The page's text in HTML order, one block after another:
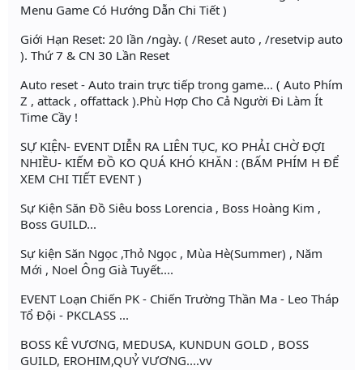
Menu Game Có Hướng Dẫn Chi Tiết )
Giới Hạn Reset: 20 lần /ngày. ( /Reset auto , /resetvip auto
). Thứ 7 & CN 30 Lần Reset
Auto reset - Auto train trực tiếp trong game... ( Auto Phím
Z , attack , offattack ).Phù Hợp Cho Cả Người Đi Làm Ít
Time Cầy !
SỰ KIỆN- EVENT DIỄN RA LIÊN TỤC, KO PHẢI CHỜ ĐỢI
NHIỀU- KIẾM ĐỒ KO QUÁ KHÓ KHĂN : (BẤM PHÍM H ĐỂ
XEM CHI TIẾT EVENT )
Sự Kiện Săn Đồ Siêu boss Lorencia , Boss Hoàng Kim ,
Boss GUILD...
Sự kiện Săn Ngọc ,Thỏ Ngọc , Mùa Hè(Summer) , Năm
Mới , Noel Ông Già Tuyết....
EVENT Loạn Chiến PK - Chiến Trường Thần Ma - Leo Tháp
Tổ Đội - PKCLASS ...
BOSS KÊ VƯƠNG, MEDUSA, KUNDUN GOLD , BOSS
GUILD, EROHIM,QUỶ VƯƠNG....vv